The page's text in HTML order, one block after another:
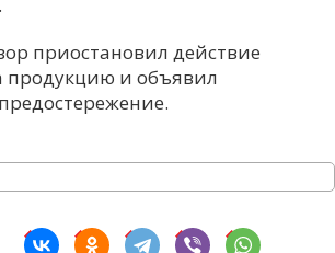
приостановил действие
продукцию и объявил